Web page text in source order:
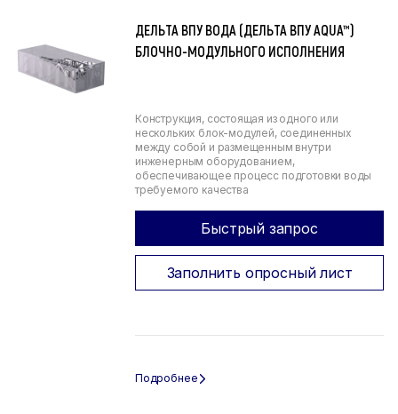
ДЕЛЬТА ВПУ ВОДА (ДЕЛЬТА ВПУ AQUA™)
БЛОЧНО-МОДУЛЬНОГО ИСПОЛНЕНИЯ
Конструкция, состоящая из одного или
нескольких блок-модулей, соединенных
между собой и размещенным внутри
инженерным оборудованием,
обеспечивающее процесс подготовки воды
требуемого качества
Быстрый запрос
Заполнить опросный лист